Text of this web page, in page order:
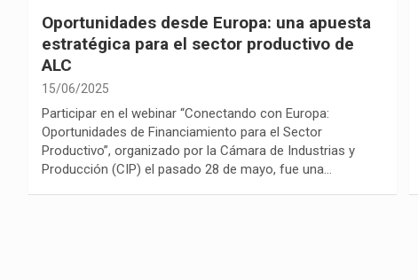
Oportunidades desde Europa: una apuesta
estratégica para el sector productivo de
ALC
15/06/2025
Participar en el webinar “Conectando con Europa:
Oportunidades de Financiamiento para el Sector
Productivo”, organizado por la Cámara de Industrias y
Producción (CIP) el pasado 28 de mayo, fue una…